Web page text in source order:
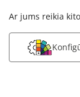
Ar jums reikia